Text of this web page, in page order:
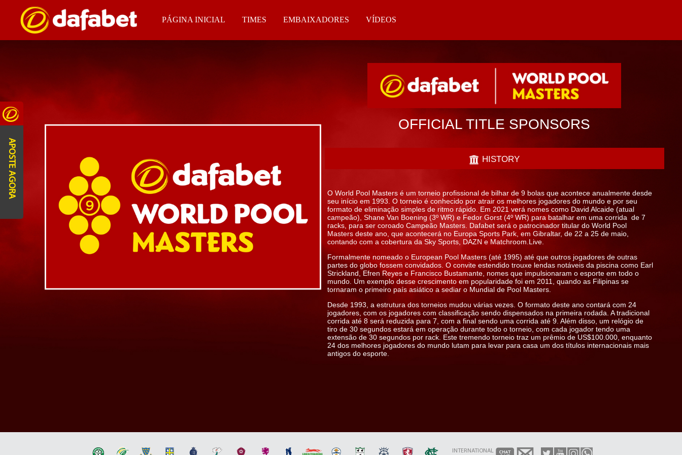
PÁGINA INICIAL TIMES EMBAIXADORES VÍDEOS
OFFICIAL TITLE SPONSORS
HISTORY
O World Pool Masters é um torneio profissional de bilhar de 9 bolas que acontece anualmente desde
seu início em 1993. O torneio é conhecido por atrair os melhores jogadores do mundo e por seu
formato de eliminação simples de ritmo rápido. Em 2021 verá nomes como David Alcaide (atual
campeão), Shane Van Boening (3º WR) e Fedor Gorst (4º WR) para batalhar em uma corrida de 7
racks, para ser coroado Campeão Masters. Dafabet será o patrocinador titular do World Pool
Masters deste ano, que acontecerá no Europa Sports Park, em Gibraltar, de 22 a 25 de maio,
contando com a cobertura da Sky Sports, DAZN e Matchroom.Live.
Formalmente nomeado o European Pool Masters (até 1995) até que outros jogadores de outras
partes do globo fossem convidados. O convite estendido trouxe lendas notáveis ​​da piscina como Earl
Strickland, Efren Reyes e Francisco Bustamante, nomes que impulsionaram o esporte em todo o
mundo. Um exemplo desse crescimento em popularidade foi em 2011, quando as Filipinas se
tornaram o primeiro país asiático a sediar o Mundial de Pool Masters.
Desde 1993, a estrutura dos torneios mudou várias vezes. O formato deste ano contará com 24
jogadores, com os jogadores com classificação sendo dispensados ​​na primeira rodada. A tradicional
corrida até 8 será reduzida para 7, com a final sendo uma corrida até 9. Além disso, um relógio de
tiro de 30 segundos estará em operação durante todo o torneio, com cada jogador tendo uma
extensão de 30 segundos por rack. Este tremendo torneio traz um prêmio de US$100.000, enquanto
24 dos melhores jogadores do mundo lutam para levar para casa um dos títulos internacionais mais
antigos do esporte.
APOSTE AGORA
INTERNATIONAL